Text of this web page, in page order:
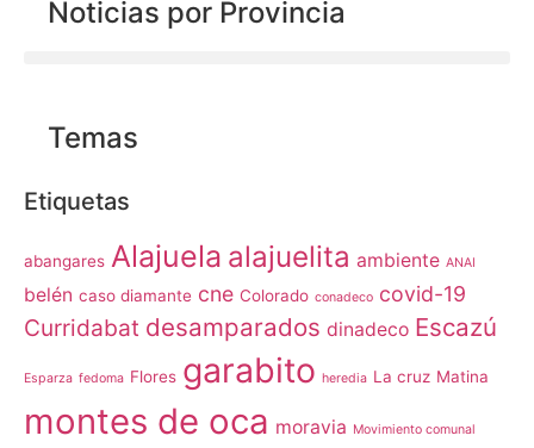
Noticias por Provincia
Temas
Etiquetas
abangares Alajuela alajuelita ambiente ANAI
belén caso diamante cne Colorado conadeco covid-19
Curridabat desamparados dinadeco Escazú
Esparza fedoma Flores garabito heredia La cruz Matina
montes de oca moravia Movimiento comunal